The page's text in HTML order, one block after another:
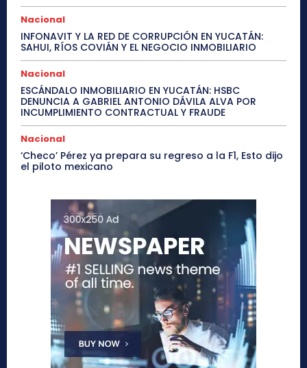
Nacional
INFONAVIT Y LA RED DE CORRUPCIÓN EN YUCATÁN:
SAHUI, RÍOS COVIÁN Y EL NEGOCIO INMOBILIARIO
Nacional
ESCÁNDALO INMOBILIARIO EN YUCATÁN: HSBC
DENUNCIA A GABRIEL ANTONIO DÁVILA ALVA POR
INCUMPLIMIENTO CONTRACTUAL Y FRAUDE
Nacional
‘Checo’ Pérez ya prepara su regreso a la F1, Esto dijo
el piloto mexicano